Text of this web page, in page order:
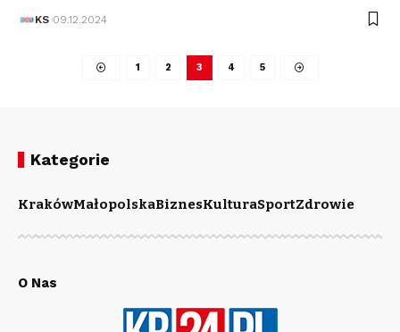
KS 09.12.2024
1 2 3 4 5
Kategorie
KrakówMałopolskaBiznesKulturaSportZdrowie
O Nas